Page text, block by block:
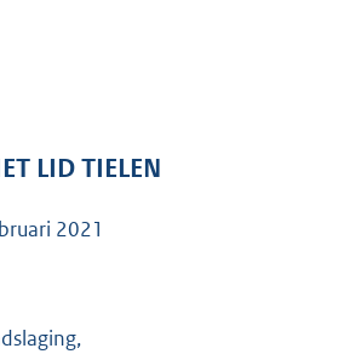
e
LID TIELEN
2021